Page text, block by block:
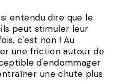
entendu dire que le
peut stimuler leur
c'est non ! Au
une friction autour de
d'endommager
une chute plus